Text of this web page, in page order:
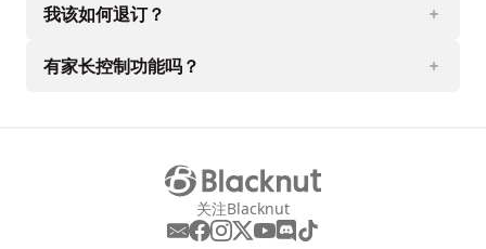
我该如何退订？
有家长控制功能吗？
关注Blacknut